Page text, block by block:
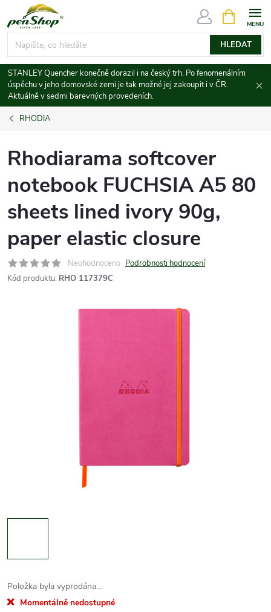
na
obsah
HLEDAT
NÁKUPNÍ
KOŠÍK
STANLEY Quencher konečně dorazil i na český trh. Po fenomenálním
úspěchu v jeho domovské zemi je tak možné jej zakoupit i v ČR.
Aktuálně v sedmi barevných provedeních.
RHODIA
Rhodiarama softcover
notebook FUCHSIA A5 80
sheets lined ivory 90g,
paper elastic closure
Neohodnoceno Podrobnosti hodnocení
Kód produktu: RHO 117379C
Položka byla vyprodána…
Momentálně nedostupné